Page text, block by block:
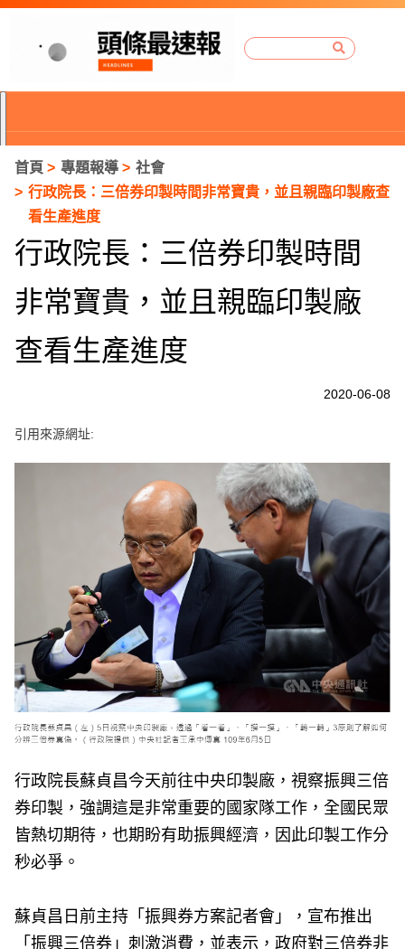
首頁 專題報導
社會
行政院長：三倍券印製時間非常寶貴，並且親臨印製廠查
看生產進度
行政院長：三倍券印製時間
非常寶貴，並且親臨印製廠
查看生產進度
2020-06-08
引用來源網址:
行政院長蘇貞昌今天前往中央印製廠，視察振興三倍
券印製，強調這是非常重要的國家隊工作，全國民眾
皆熱切期待，也期盼有助振興經濟，因此印製工作分
秒必爭。
蘇貞昌日前主持「振興券方案記者會」，宣布推出
「振興三倍券」刺激消費，並表示，政府對三倍券非